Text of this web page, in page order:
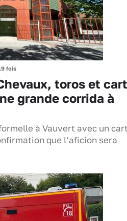
fois
toros et
grande corrida à
à Vauvert avec un
que l’aficion sera